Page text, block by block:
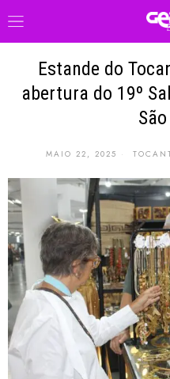
Estande do
abertura do 19º
MAIO 22, 2025